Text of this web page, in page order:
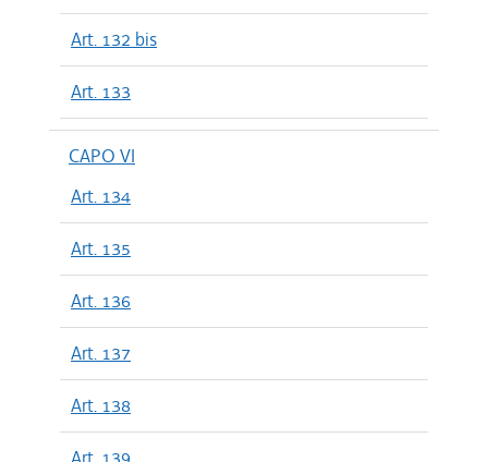
Art. 132 bis
Art. 133
CAPO VI
Art. 134
Art. 135
Art. 136
Art. 137
Art. 138